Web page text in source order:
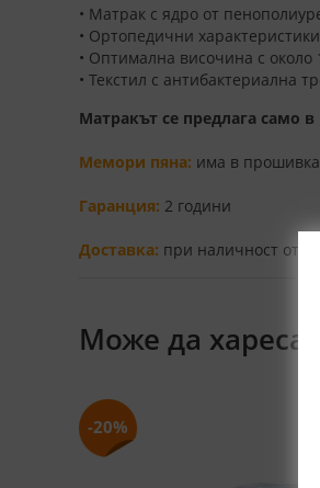
• Матрак с ядро от
• Ортопедични
• Оптимална височина с около
• Текстил с антибактериална
Матракът се предлага само
Мемори пяна: има в
Гаранция: 2 години
Доставка: при наличност от
Може да
-20%